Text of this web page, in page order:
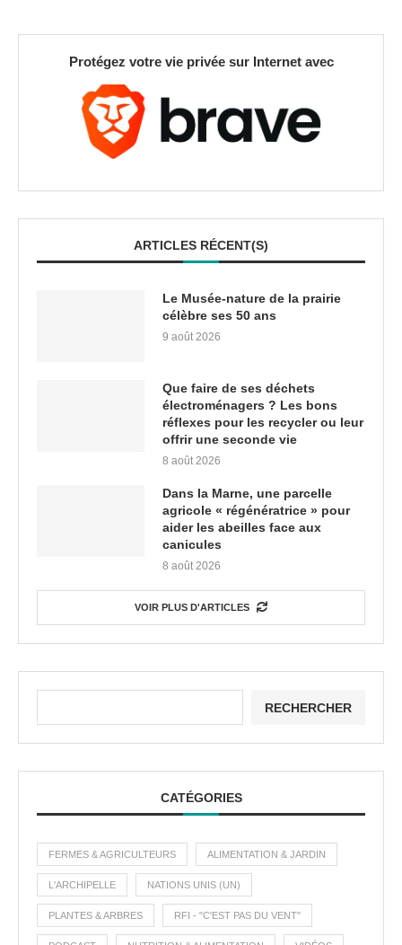
Protégez votre vie privée sur Internet avec
ARTICLES RÉCENT(S)
Le Musée-nature de la prairie
célèbre ses 50 ans
9 août 2026
Que faire de ses déchets
électroménagers ? Les bons
réflexes pour les recycler ou leur
offrir une seconde vie
8 août 2026
Dans la Marne, une parcelle
agricole « régénératrice » pour
aider les abeilles face aux
canicules
8 août 2026
VOIR PLUS D'ARTICLES
RECHERCHER
CATÉGORIES
FERMES & AGRICULTEURS ALIMENTATION & JARDIN
L'ARCHIPELLE NATIONS UNIS (UN)
PLANTES & ARBRES RFI - "C'EST PAS DU VENT"